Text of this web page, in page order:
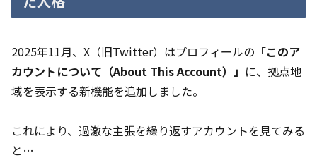
2025年11月、X（旧Twitter）はプロフィールの 「このア
カウントについて（About This Account）」 に、拠点地
域を表示する新機能を追加しました。
これにより、過激な主張を繰り返すアカウントを見てみる
と…